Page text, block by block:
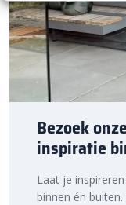
Bezoek
inspiratie
Laat je
binnen én